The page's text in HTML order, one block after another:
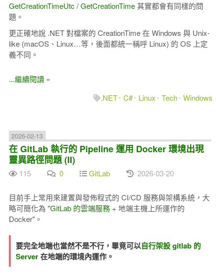
GetCreationTimeUtc /GetCreationTime其實都會有同樣的問
題。
更正確地說 .NET 對檔案的 CreationTime 在 Windows 與 Unix-
like (macOS、Linux…等，後面都統一稱呼 Linux) 的 OS 上定
義不同。
...繼續閱讀 »
.NET C# Linux Tech Windows
2026-02-13
在 GitLab 執行的 Pipeline 運用 Docker 環境出現
靈異路徑問題 (II)
115 0 GitLab 2026-03-20
目前手上常用來建置與發佈程式的 CI/CD 服務與架構系統，大
略可簡化為 "GitLab 的雲端服務+ 地端主機上所運作的
Docker"。
要完全地端也當然不是不行，畢竟可以自行架設 gitlab 的
Server在地端的環境內運作。